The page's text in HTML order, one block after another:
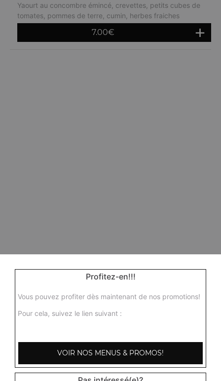
Yaourt au concombre émincé, crevettes, petits cubes de
tomates, pommes de terre, cumin, herbes fraiches
7.00€
Profitez-en!!!
Vous pouvez profiter dès maintenant de nos promotions!
Pour cela, suivez le lien suivant :
VOIR NOS MENUS & PROMOS!